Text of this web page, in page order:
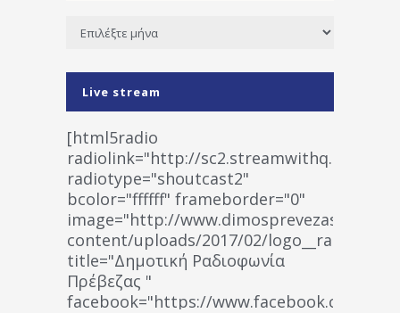
Ιστορικό
Live stream
[html5radio
radiolink="http://
radiotype="shoutcast2"
bcolor="ffffff" frameborder="0"
image="http://www.dimosprevezas.gr/wp-
content/uploads/2017/02/
title="Δημοτική Ραδιοφωνία
Πρέβεζας "
facebook="https://www.facebook.com/